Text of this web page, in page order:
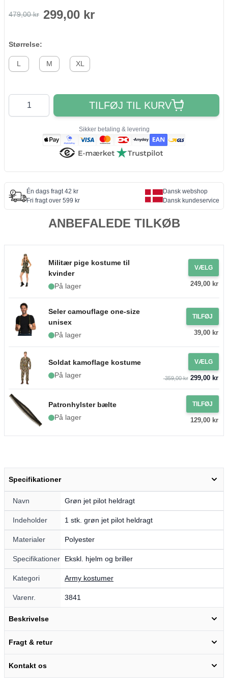
479,00 kr 299,00 kr
Størrelse:
L M XL
Antal
TILFØJ TIL KURV
Sikker betaling & levering
Én dags fragt 42 kr
Fri fragt over 599 kr
Dansk webshop
Dansk kundeservice
ANBEFALEDE TILKØB
Militær pige kostume til
kvinder
På lager
VÆLG
249,00 kr
Seler camouflage one-size
unisex
På lager
TILFØJ
39,00 kr
Soldat kamoflage kostume
På lager
VÆLG
359,00 kr299,00 kr
Patronhylster bælte
På lager
TILFØJ
129,00 kr
Specifikationer
Navn Grøn jet pilot heldragt
Indeholder 1 stk. grøn jet pilot heldragt
Materialer Polyester
Specifikationer Ekskl. hjelm og briller
Kategori Army kostumer
Varenr. 3841
Beskrivelse
Fragt & retur
Kontakt os